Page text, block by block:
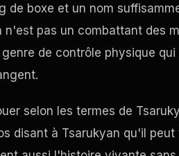
de boxe et un nom
n'est pas un combattant des
de contrôle physique
selon les termes de
disant à Tsarukyan qu'il